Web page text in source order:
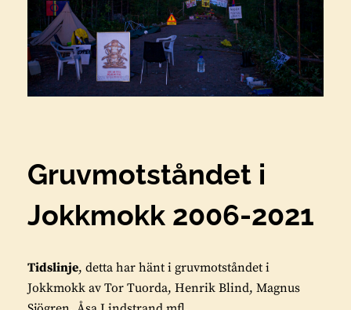
Gruvmotståndet i
Jokkmokk 2006-2021
Tidslinje, detta har hänt i gruvmotståndet i
Jokkmokk av Tor Tuorda, Henrik Blind, Magnus